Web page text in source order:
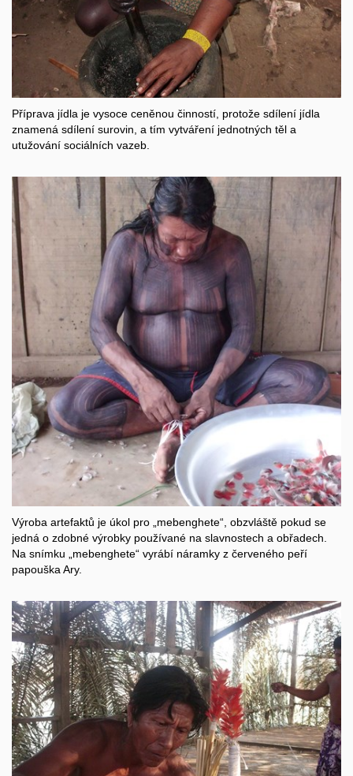
Příprava jídla je vysoce ceněnou činností, protože sdílení jídla
znamená sdílení surovin, a tím vytváření jednotných těl a
utužování sociálních vazeb.
Výroba artefaktů je úkol pro „mebenghete“, obzvláště pokud se
jedná o zdobné výrobky používané na slavnostech a obřadech.
Na snímku „mebenghete“ vyrábí náramky z červeného peří
papouška Ary.